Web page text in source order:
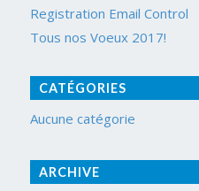
Registration Email Control
Tous nos Voeux 2017!
CATÉGORIES
Aucune catégorie
ARCHIVE